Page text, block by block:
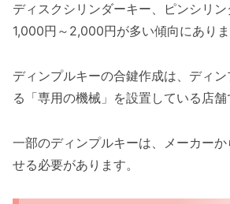
ディスクシリンダーキー、ピンシリン
1,000円～2,000円が多い傾向にありま
ディンプルキーの合鍵作成は、ディ
る「専用の機械」を設置している店舗
一部のディンプルキーは、メーカー
せる必要があります。